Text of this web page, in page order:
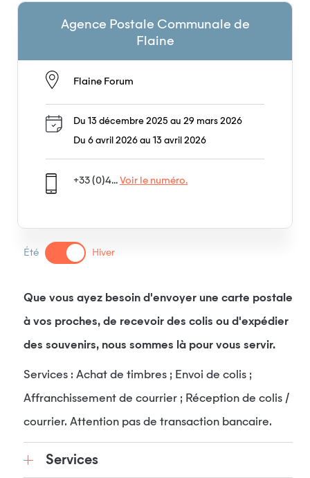
Été Hiver
Que vous ayez besoin d'envoyer une carte postale
à vos proches, de recevoir des colis ou d'expédier
des souvenirs, nous sommes là pour vous servir.
Services : Achat de timbres ; Envoi de colis ;
Affranchissement de courrier ; Réception de colis /
courrier. Attention pas de transaction bancaire.
Services
Agence Postale Communale de
Flaine
Flaine Forum
Du 13 décembre 2025 au 29 mars 2026
Du 6 avril 2026 au 13 avril 2026
+33 (0)4... Voir le numéro.